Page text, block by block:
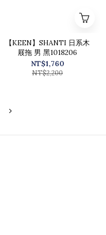
【KEEN】SHANTI 日系木
屐拖 男 黑1018206
NT$1,760
NT$2,200